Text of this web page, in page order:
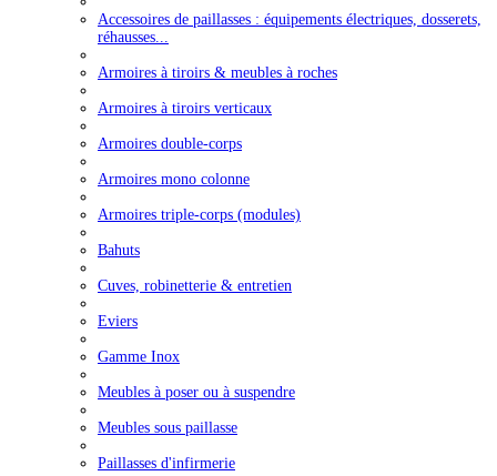
Accessoires de paillasses : équipements électriques, dosserets,
réhausses...
Armoires à tiroirs & meubles à roches
Armoires à tiroirs verticaux
Armoires double-corps
Armoires mono colonne
Armoires triple-corps (modules)
Bahuts
Cuves, robinetterie & entretien
Eviers
Gamme Inox
Meubles à poser ou à suspendre
Meubles sous paillasse
Paillasses d'infirmerie